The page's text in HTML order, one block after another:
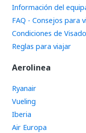
Información del
FAQ - Consejos para
Condiciones de
Reglas para viajar
Aerolinea
Ryanair
Vueling
Iberia
Air Europa